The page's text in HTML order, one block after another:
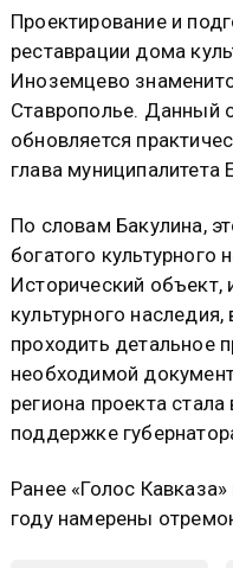
Проектирование и
реставрации дома
Иноземцево
Ставрополье. Данный
обновляется
глава муниципалитета
По словам Бакулина,
богатого культурного
Исторический
культурного
проходить детальное
необходимой
региона проекта
поддержке
Ранее «Голос Кавказа»
году намерены